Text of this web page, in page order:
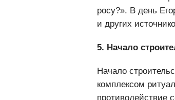
больных и
росу?». В день
Начало
комплексом